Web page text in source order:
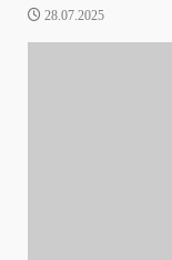
28.07.2025